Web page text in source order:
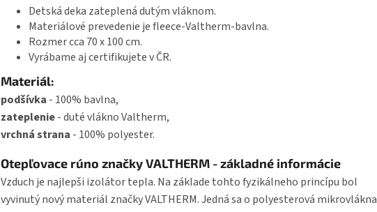
Detská deka zateplená dutým vláknom.
Materiálové prevedenie je fleece-Valtherm-bavlna.
Rozmer cca 70 x 100 cm.
Vyrábame aj certifikujete v ČR.
Materiál:
podšívka - 100% bavlna,
zateplenie- duté vlákno Valtherm,
vrchná strana - 100% polyester.
Otepľovace rúno značky VALTHERM - základné informácie
Vzduch je najlepši izolátor tepla. Na základe tohto fyzikálneho princípu bol
vyvinutý nový materiál značky VALTHERM. Jedná sa o polyesterová mikrovlákna